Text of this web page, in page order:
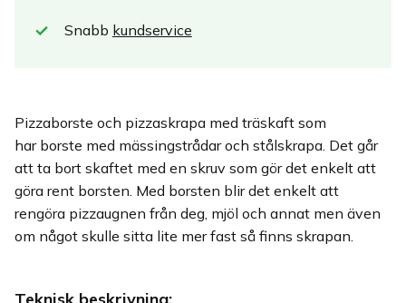
Snabb kundservice
Pizzaborste och pizzaskrapa med träskaft som
har borste med mässingstrådar och stålskrapa. Det går
att ta bort skaftet med en skruv som gör det enkelt att
göra rent borsten. Med borsten blir det enkelt att
rengöra pizzaugnen från deg, mjöl och annat men även
om något skulle sitta lite mer fast så finns skrapan.